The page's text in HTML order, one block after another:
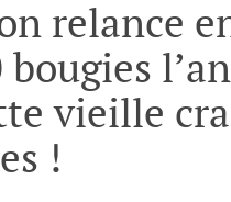
relance
bougies
vieille
!